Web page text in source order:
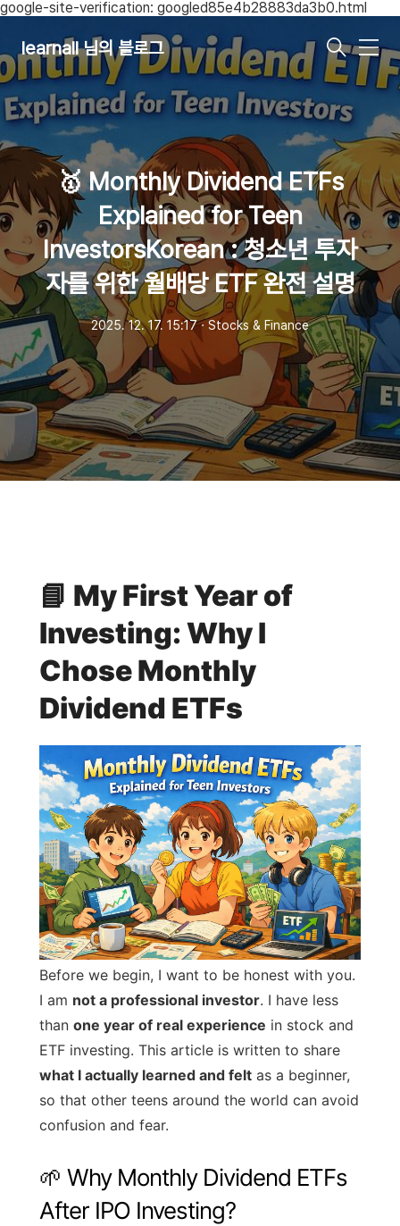
google-site-verification: googled85e4b28883da3b0.html
learnall 님의 블로그
메
뉴
🥇 Monthly Dividend ETFs
Explained for Teen
InvestorsKorean : 청소년 투자
자를 위한 월배당 ETF 완전 설명
2025. 12. 17. 15:17ㆍStocks & Finance
📘 My First Year of
Investing: Why I
Chose Monthly
Dividend ETFs
Before we begin, I want to be honest with you.
I am not a professional investor. I have less
than one year of real experience in stock and
ETF investing. This article is written to share
what I actually learned and felt as a beginner,
so that other teens around the world can avoid
confusion and fear.
🌱 Why Monthly Dividend ETFs
After IPO Investing?